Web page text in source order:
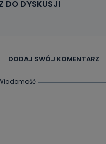
od
DO DYSKUSJI
DODAJ SWÓJ KOMENTARZ